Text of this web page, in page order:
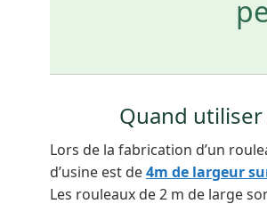
Quand
Lors de la fabrication d’un
d’usine est de4m de largeur
Les rouleaux de 2 m de large